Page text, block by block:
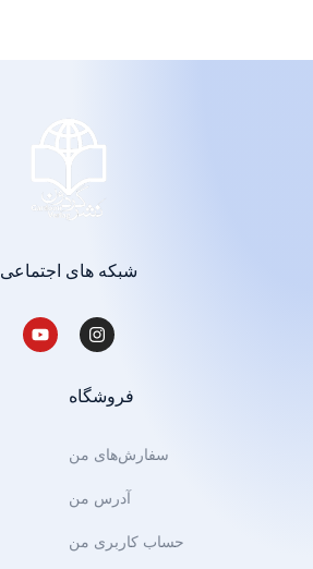
شبکه های اجتماعی
فروشگاه
سفارش‌های من
آدرس من
حساب کاربری من